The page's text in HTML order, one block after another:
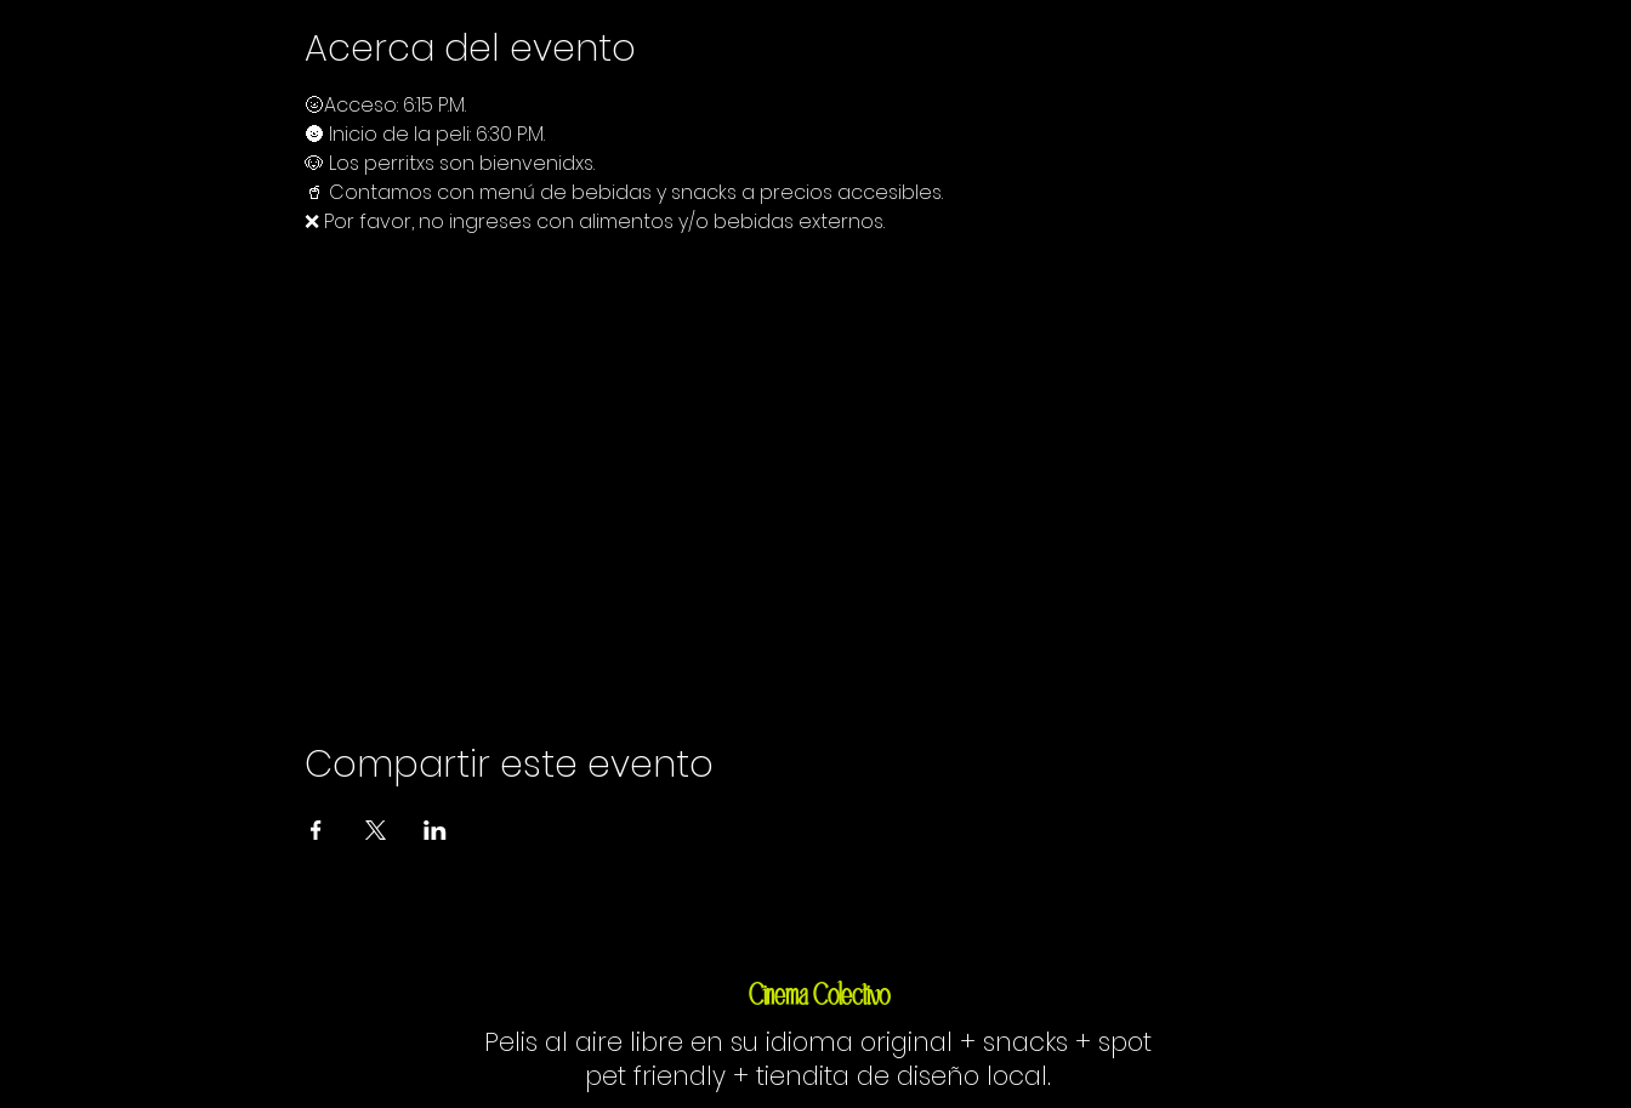
Acerca del evento
🌝Acceso: 6:15 P.M.
🌚 Inicio de la peli: 6:30 P.M.
🐶 Los perritxs son bienvenidxs.
🥤 Contamos con menú de bebidas y snacks a precios accesibles.
❌ Por favor, no ingreses con alimentos y/o bebidas externos.
Compartir este evento
Cinema Colectivo
Pelis al aire libre en su idioma original + snacks + spot
pet friendly + tiendita de diseño local.